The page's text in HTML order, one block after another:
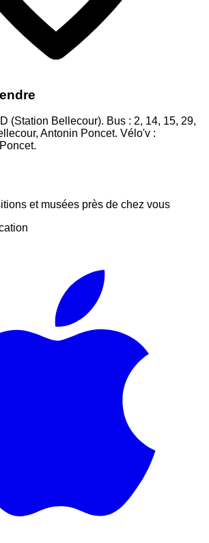
(Station Bellecour). Bus : 2, 14, 15, 29,
Antonin Poncet. Vélo'v :
et musées près de chez vous